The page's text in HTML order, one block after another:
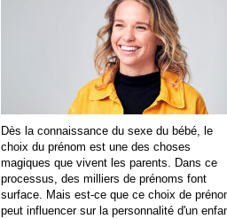
Dès la connaissance du sexe du bébé, le
choix du prénom est une des choses
magiques que vivent les parents. Dans ce
processus, des milliers de prénoms font
surface. Mais est-ce que ce choix de
peut influencer sur la personnalité d'un